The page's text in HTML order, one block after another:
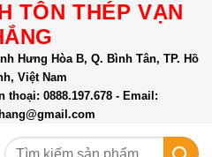
TÔN THÉP VẠN
Hưng Hòa B, Q. Bình Tân, TP. Hồ
Việt Nam
thoại: 0888.197.678 - Email: